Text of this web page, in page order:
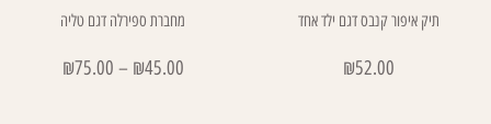
תיק איפור קנבס דגם ילד אחד
₪52.00
מחברת ספירלה דגם טליה
₪45.00
–
₪75.00